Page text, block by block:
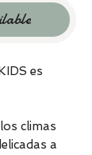
es
climas
a